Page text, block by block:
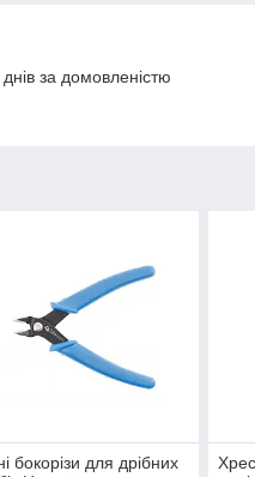
за домовленістю
бокорізи для дрібних